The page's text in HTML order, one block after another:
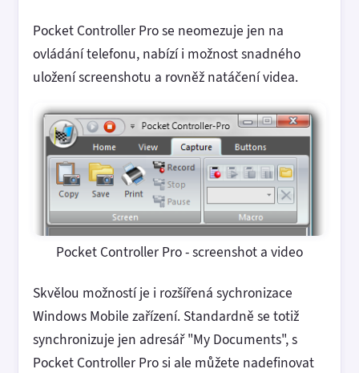
Pocket Controller Pro se neomezuje jen na
ovládání telefonu, nabízí i možnost snadného
uložení screenshotu a rovněž natáčení videa.
Pocket Controller Pro - screenshot a video
Skvělou možností je i rozšířená sychronizace
Windows Mobile zařízení. Standardně se totiž
synchronizuje jen adresář "My Documents", s
Pocket Controller Pro si ale můžete nadefinovat